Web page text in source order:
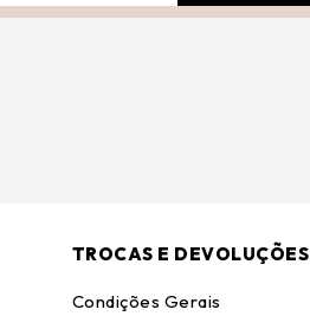
TROCAS E DEVOLUÇÕES
Condições Gerais